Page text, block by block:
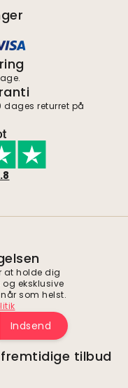
dages returret på
at holde dig
eksklusive
som helst.
Indsend
tilbud